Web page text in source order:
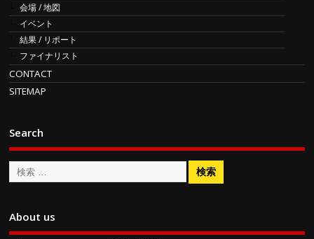
会場 / 地図
イベント
結果 / リポート
ファイナリスト
CONTACT
SITEMAP
Search
About us